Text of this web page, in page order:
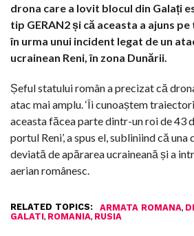
drona care a lovit blocul din Galați
tip GERAN2 și că aceasta a ajuns
în urma unui incident legat de un
ucrainean Reni, în zona Dunării.
Șeful statului român a precizat că
atac mai amplu. ‘Îi cunoaștem
aceasta făcea parte dintr-un roi de 43
portul Reni’, a spus el, subliniind că
deviată de apărarea ucraineană și a
aerian românesc.
RELATED TOPICS: ARMATA ROMANA,
GALATI, ROMANIA, RUSIA